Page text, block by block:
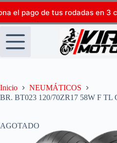
el pago de tus rodadas en 3
Inicio
NEUMÁTICOS
BR. BT023 120/70ZR17 58W F TL
AGOTADO